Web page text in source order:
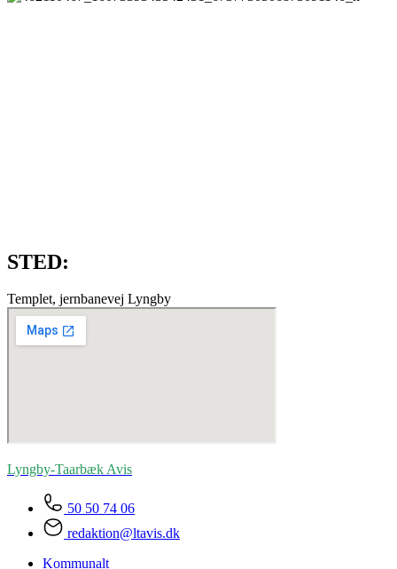
STED:
Templet, jernbanevej Lyngby
Lyngby-TaarbækAvis
50 50 74 06
redaktion@ltavis.dk
Kommunalt